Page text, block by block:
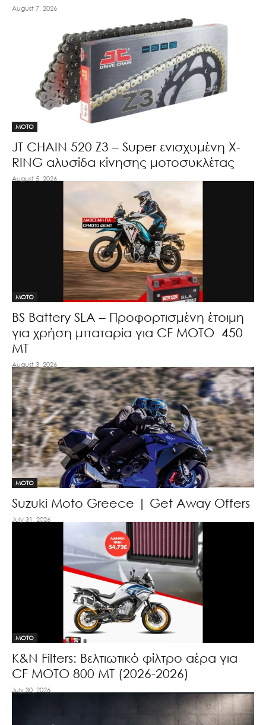
August 7, 2026
MOTO
JT CHAIN 520 Ζ3 – Super ενισχυμένη X-
RING αλυσίδα κίνησης μοτοσυκλέτας
August 5, 2026
MOTO
BS Battery SLA – Προφορτισμένη έτοιμη
για χρήση μπαταρία για CF MOTO 450
MT
August 3, 2026
MOTO
Suzuki Moto Greece | Get Away Offers
July 31, 2026
MOTO
K&N Filters: Βελτιωτικό φίλτρο αέρα για
CF ΜΟΤΟ 800 ΜΤ (2026-2026)
July 30, 2026